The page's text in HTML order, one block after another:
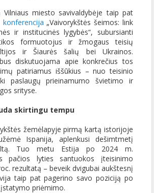
Vilniaus miesto savivaldybėje taip pat
konferencija „Vaivorykštės šeimos: link
ir institucinės lygybės“, subursianti
formuotojus ir žmogaus teisių
ir Šiaurės šalių bei Ukrainos.
diskutuojama apie konkrečius tos
patiriamus iššūkius – nuo teisinio
paslaugų prieinamumo švietimo ir
srityse.
skirtingu tempu
žemėlapyje pirmą kartą istorijoje
Ispanija, aplenkusi dešimtmetį
Tuo metu Estija po 2024 m.
pačios lyties santuokos įteisinimo
rezultatą – beveik dvigubai aukštesnį
taip pat pagerino savo poziciją po
priėmimo.